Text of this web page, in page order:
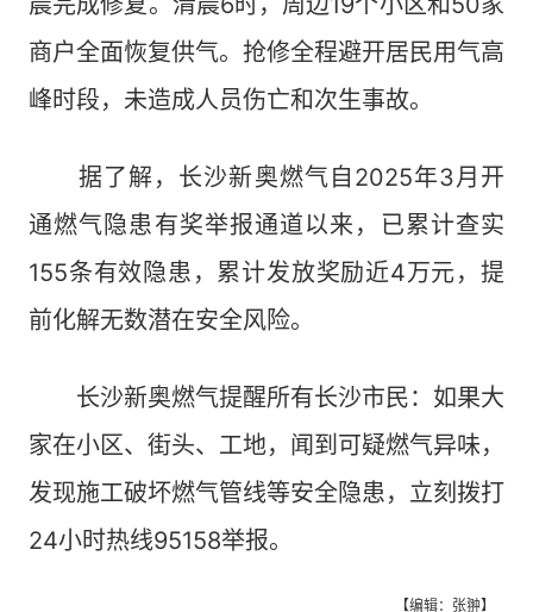
商户全面恢复供气。抢修全程避开居民用气高
峰时段，未造成人员伤亡和次生事故。
据了解，长沙新奥燃气自2025年3月开
通燃气隐患有奖举报通道以来，已累计查实
155条有效隐患，累计发放奖励近4万元，提
前化解无数潜在安全风险。
长沙新奥燃气提醒所有长沙市民：如果大
家在小区、街头、工地，闻到可疑燃气异味，
发现施工破坏燃气管线等安全隐患，立刻拨打
24小时热线95158举报。
【编辑：张翀】